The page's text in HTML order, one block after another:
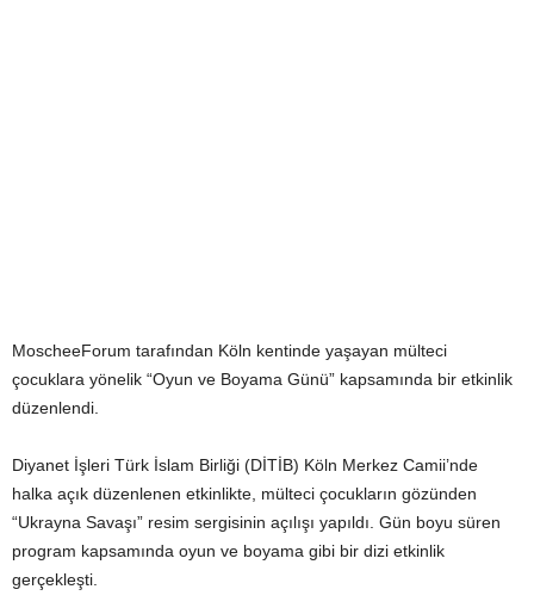
MoscheeForum tarafından Köln kentinde yaşayan mülteci
çocuklara yönelik “Oyun ve Boyama Günü” kapsamında bir etkinlik
düzenlendi.
Diyanet İşleri Türk İslam Birliği (DİTİB) Köln Merkez Camii’nde
halka açık düzenlenen etkinlikte, mülteci çocukların gözünden
“Ukrayna Savaşı” resim sergisinin açılışı yapıldı. Gün boyu süren
program kapsamında oyun ve boyama gibi bir dizi etkinlik
gerçekleşti.